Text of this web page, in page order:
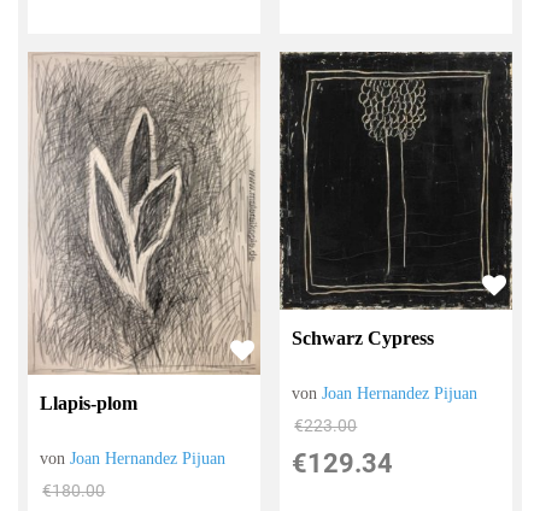
Llapis-plom
vonJoan Hernandez Pijuan
€180.00
Schwarz Cypress
vonJoan Hernandez Pijuan
€223.00
€129.34